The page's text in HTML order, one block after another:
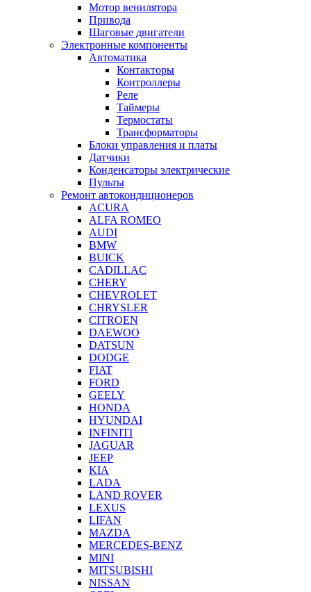
Мотор венилятора
Привода
Шаговые двигатели
Электронные компоненты
Автоматика
Контакторы
Контроллеры
Реле
Таймеры
Термостаты
Трансформаторы
Блоки управления и платы
Датчики
Конденсаторы электрические
Пульты
Ремонт автокондиционеров
ACURA
ALFA ROMEO
AUDI
BMW
BUICK
CADILLAC
CHERY
CHEVROLET
CHRYSLER
CITROEN
DAEWOO
DATSUN
DODGE
FIAT
FORD
GEELY
HONDA
HYUNDAI
INFINITI
JAGUAR
JEEP
KIA
LADA
LAND ROVER
LEXUS
LIFAN
MAZDA
MERCEDES-BENZ
MINI
MITSUBISHI
NISSAN